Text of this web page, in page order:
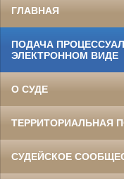
ГЛАВНАЯ
ПОДАЧА
ЭЛЕКТРОННОМ ВИДЕ
О СУДЕ
ТЕРРИТОРИАЛЬНАЯ
СУДЕЙСКОЕ